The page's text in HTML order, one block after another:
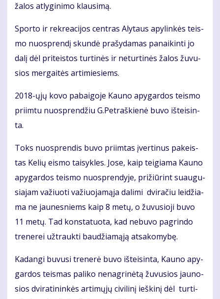
ža­los at­ly­gi­ni­mo klau­si­mą.
Spor­to ir rek­re­a­ci­jos cen­tras Aly­taus apy­lin­kės teis­
mo nuosp­ren­dį skun­dė pra­šy­da­mas pa­nai­kin­ti jo
da­lį dėl pri­teis­tos tur­ti­nės ir ne­tur­ti­nės ža­los žu­vu­
sios mer­gai­tės ar­ti­mie­siems.
2018-ųjų ko­vo pa­bai­go­je Kau­no apy­gar­dos teis­mo
pri­im­tu nuosp­ren­džiu G.Pet­raš­kie­nė bu­vo iš­tei­sin­
ta.
Toks nuosp­ren­dis bu­vo pri­im­tas įver­ti­nus pa­keis­
tas Ke­lių eis­mo tai­syk­les. Jo­se, kaip tei­gia­ma Kau­no
apy­gar­dos teis­mo nuosp­ren­dy­je, pri­žiū­rint su­au­gu­
sia­jam va­žiuo­ti va­žiuo­ja­mą­ja da­li­mi dvi­ra­čiu lei­džia­
ma ne jau­nes­niems kaip 8 me­tų, o žu­vu­sio­ji bu­vo
11 me­tų. Tad kon­sta­tuo­ta, kad ne­bu­vo pa­grin­do
tre­ne­rei už­trauk­ti bau­džia­mą­ją at­sa­ko­my­bę.
Ka­dan­gi bu­vu­si tre­ne­rė bu­vo iš­tei­sin­ta, Kau­no apy­
gar­dos teis­mas pa­li­ko ne­nag­ri­nė­tą žu­vu­sios jau­no­
sios dvi­ra­ti­nin­kės ar­ti­mų­jų ci­vi­li­nį ieš­ki­nį dėl tur­ti­